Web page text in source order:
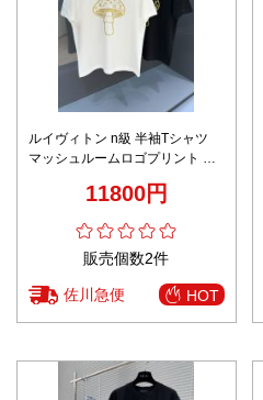
ルイヴィトン n級 半袖Tシャツ
マッシュルームロゴプリント シ
11800円
販売個数2件
佐川急便 HOT